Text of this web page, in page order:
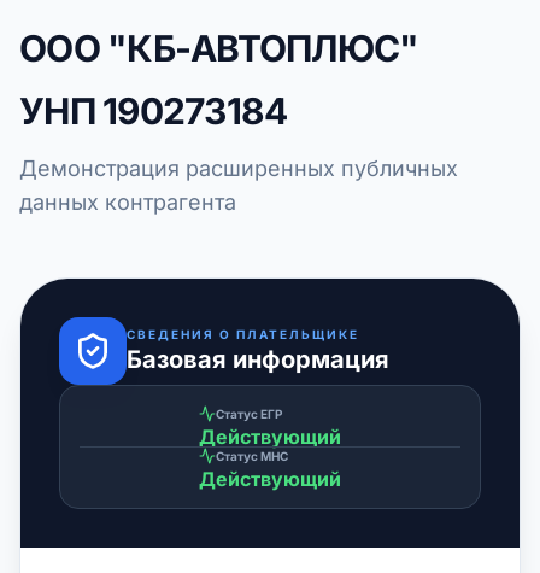
ООО "КБ-АВТОПЛЮС"
УНП190273184
Демонстрация расширенных публичных
данных контрагента
СВЕДЕНИЯ О ПЛАТЕЛЬЩИКЕ
Базовая информация
Статус ЕГР
Действующий
Статус МНС
Действующий